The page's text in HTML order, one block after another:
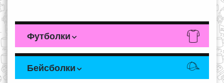
Футболки
Бейсболки